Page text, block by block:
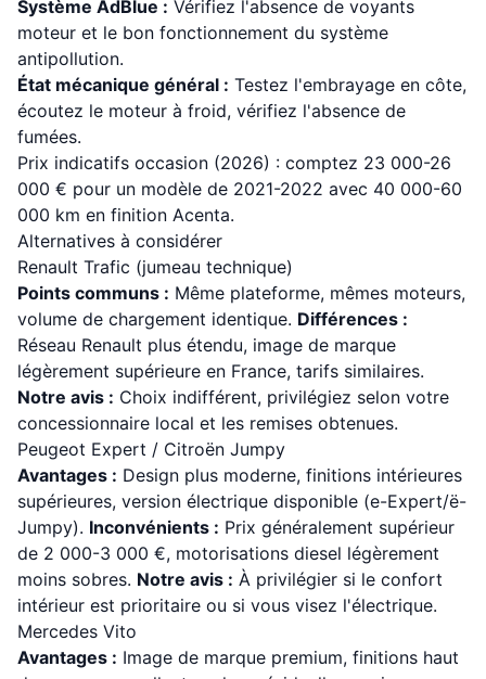
Système AdBlue : Vérifiez l'absence de voyants
moteur et le bon fonctionnement du système
antipollution.
État mécanique général : Testez l'embrayage en côte,
écoutez le moteur à froid, vérifiez l'absence de
fumées.
Prix indicatifs occasion (2026) : comptez 23 000-26
000 € pour un modèle de 2021-2022 avec 40 000-60
000 km en finition Acenta.
Alternatives à considérer
Renault Trafic (jumeau technique)
Points communs : Même plateforme, mêmes moteurs,
volume de chargement identique. Différences :
Réseau Renault plus étendu, image de marque
légèrement supérieure en France, tarifs similaires.
Notre avis : Choix indifférent, privilégiez selon votre
concessionnaire local et les remises obtenues.
Peugeot Expert / Citroën Jumpy
Avantages : Design plus moderne, finitions intérieures
supérieures, version électrique disponible (e-Expert/ë-
Jumpy). Inconvénients : Prix généralement supérieur
de 2 000-3 000 €, motorisations diesel légèrement
moins sobres. Notre avis : À privilégier si le confort
intérieur est prioritaire ou si vous visez l'électrique.
Mercedes Vito
Avantages : Image de marque premium, finitions haut